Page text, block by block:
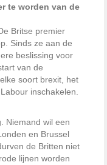
te worden van de
Britse premier
Sinds ze aan de
beslissing voor
van de
soort brexit, het
inschakelen.
Niemand wil een
en Brussel
de Britten niet
lijnen worden